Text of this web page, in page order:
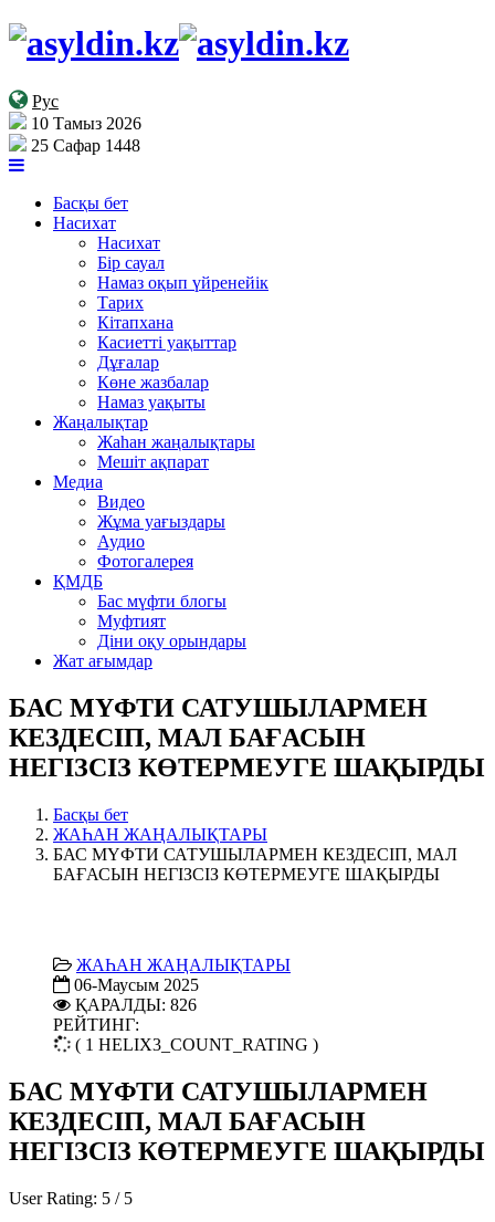
Рус
10 Тамыз 2026
25 Сафар 1448
Басқы бет
Насихат
Насихат
Бір сауал
Намаз оқып үйренейік
Тарих
Кітапхана
Касиетті уақыттар
Дұғалар
Көне жазбалар
Намаз уақыты
Жаңалықтар
Жаһан жаңалықтары
Мешіт ақпарат
Медиа
Видео
Жұма уағыздары
Аудио
Фотогалерея
ҚМДБ
Бас мүфти блогы
Муфтият
Діни оқу орындары
Жат ағымдар
БАС МҮФТИ САТУШЫЛАРМЕН
КЕЗДЕСІП, МАЛ БАҒАСЫН
НЕГІЗСІЗ КӨТЕРМЕУГЕ ШАҚЫРДЫ
Басқы бет
ЖАҺАН ЖАҢАЛЫҚТАРЫ
БАС МҮФТИ САТУШЫЛАРМЕН КЕЗДЕСІП, МАЛ
БАҒАСЫН НЕГІЗСІЗ КӨТЕРМЕУГЕ ШАҚЫРДЫ
ЖАҺАН ЖАҢАЛЫҚТАРЫ
06-Маусым 2025
ҚАРАЛДЫ: 826
РЕЙТИНГ:
( 1 HELIX3_COUNT_RATING )
БАС МҮФТИ САТУШЫЛАРМЕН
КЕЗДЕСІП, МАЛ БАҒАСЫН
НЕГІЗСІЗ КӨТЕРМЕУГЕ ШАҚЫРДЫ
User Rating: 5 / 5